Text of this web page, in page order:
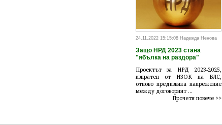
24.11.2022 15:15:08 Надежда Ненова
Защо НРД 2023 стана
"ябълка на раздора"
Проектът за НРД 2023-2025,
изпратен от НЗОК на БЛС,
отново предизвика напрежение
между договорнит ...
Прочети повече >>